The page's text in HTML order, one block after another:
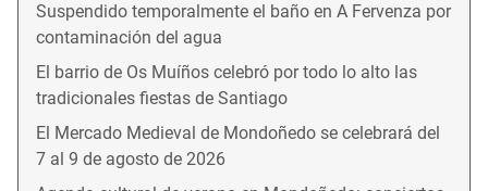
Suspendido temporalmente el baño en A Fervenza por
contaminación del agua
El barrio de Os Muíños celebró por todo lo alto las
tradicionales fiestas de Santiago
El Mercado Medieval de Mondoñedo se celebrará del
7 al 9 de agosto de 2026